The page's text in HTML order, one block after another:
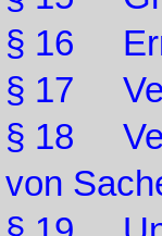
§ 16
§ 17
§ 18
von